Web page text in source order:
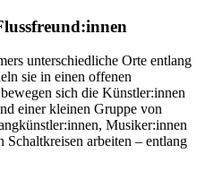
unterschiedliche Orte entlang
sie in einen offenen
sich die Künstler:innen
einer kleinen Gruppe von
Musiker:innen
Schaltkreisen arbeiten – entlang